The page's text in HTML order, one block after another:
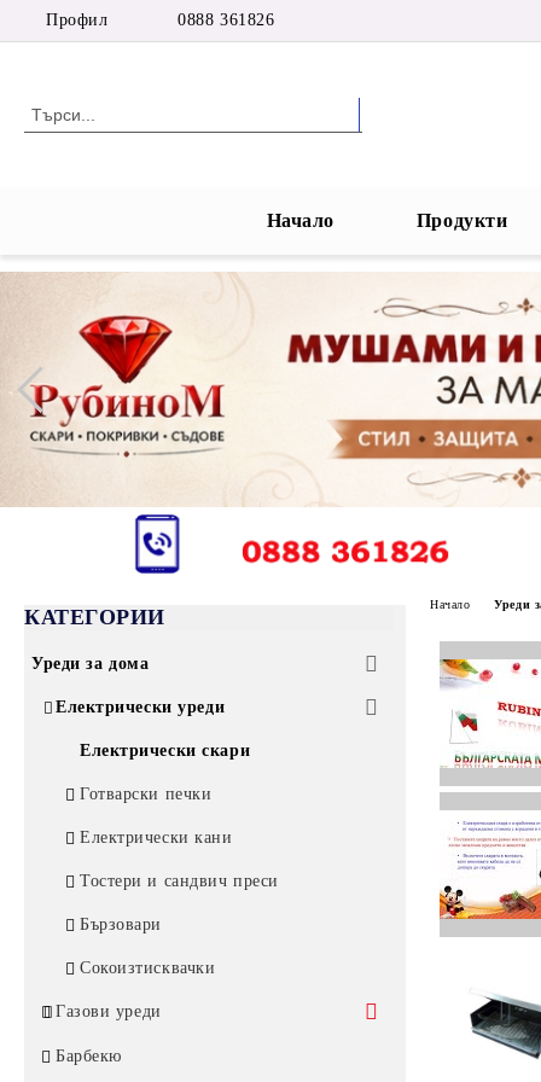
Профил 0888 361826
Начало Продукти
КАТЕГОРИИ
Уреди за дома
Електрически уреди
Електрически скари
Готварски печки
Електрически кани
Тостери и сандвич преси
Бързовари
Сокоизтисквачки
Газови уреди
Газови котлони без защита
Барбекю
Начало Уреди